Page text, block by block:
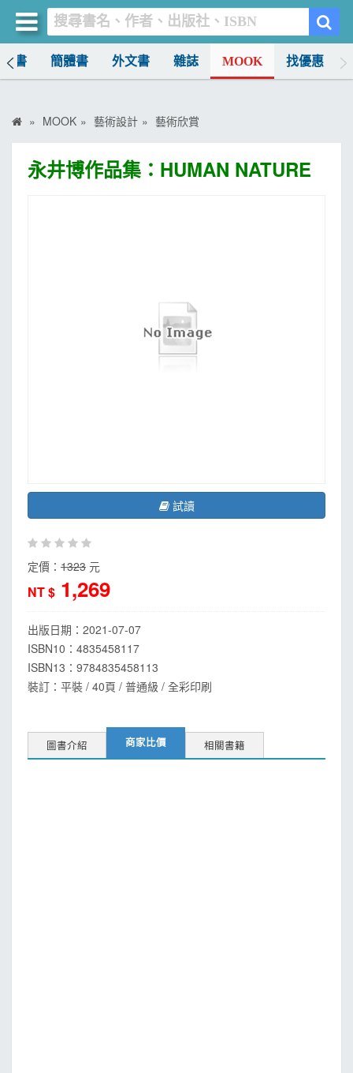
書 簡體書 外文書 雜誌 MOOK 找優惠
MOOK 藝術設計 藝術欣賞
永井博作品集：HUMAN NATURE
試讀
定價： 1323 元
NT $ 1,269
出版日期： 2021-07-07
ISBN10：4835458117
ISBN13： 9784835458113
裝訂：平裝 / 40頁 / 普通級 / 全彩印刷
圖書介紹 商家比價 相關書籍
買書網
首頁
書店暢銷榜